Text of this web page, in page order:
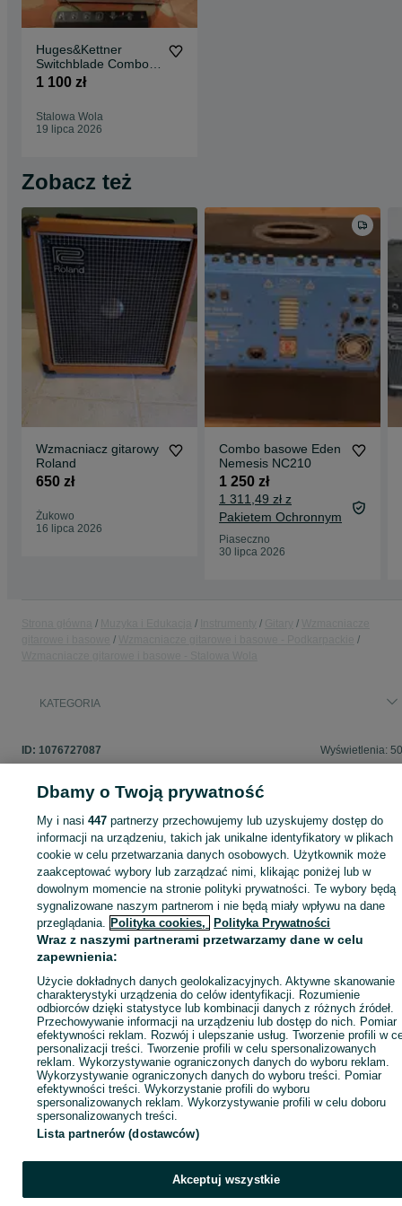
vintage.
Huges&Kettner
Switchblade Combo
50
1 100 zł
Stalowa Wola
19 lipca 2026
Zobacz też
Wzmacniacz gitarowy
Roland
650 zł
Żukowo
16 lipca 2026
Combo basowe Eden
Nemesis NC210
1 250 zł
1 311,49 zł z
Pakietem Ochronnym
Piaseczno
30 lipca 2026
KATEGORIA
ID: 1076727087 Wyświetlenia:
Zaloguj się lub załóż konto na OLX, aby skontaktować się z
sprzedającym
Zaloguj się / Załóż konto
Zadzwoń / SMS
Dbamy o Twoją prywatność
My i nasi447 partnerzy przechowujemy lub uzyskujemy dostęp do
informacji na urządzeniu, takich jak unikalne identyfikatory w plikach
cookie w celu przetwarzania danych osobowych. Użytkownik może
zaakceptować wybory lub zarządzać nimi, klikając poniżej lub w
dowolnym momencie na stronie polityki prywatności. Te wybory będą
sygnalizowane naszym partnerom i nie będą miały wpływu na dane
przeglądania. Polityka cookies, Polityka Prywatności
Wraz z naszymi partnerami przetwarzamy dane w celu
zapewnienia:
Użycie dokładnych danych geolokalizacyjnych. Aktywne skanowanie
charakterystyki urządzenia do celów identyfikacji. Rozumienie
odbiorców dzięki statystyce lub kombinacji danych z różnych źródeł.
Przechowywanie informacji na urządzeniu lub dostęp do nich. Pomiar
efektywności reklam. Rozwój i ulepszanie usług. Tworzenie profili w
personalizacji treści. Tworzenie profili w celu spersonalizowanych
reklam. Wykorzystywanie ograniczonych danych do wyboru reklam.
Wykorzystywanie ograniczonych danych do wyboru treści. Pomiar
efektywności treści. Wykorzystanie profili do wyboru
spersonalizowanych reklam. Wykorzystywanie profili w celu doboru
spersonalizowanych treści.
Lista partnerów (dostawców)
Akceptuj wszystkie